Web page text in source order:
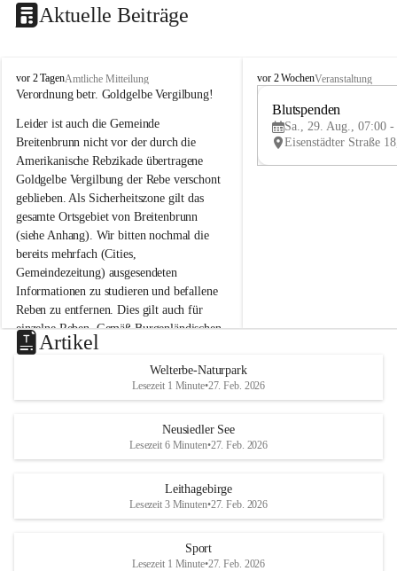
Aktuelle Beiträge
B
r
i
t
e
n
b
r
u
n
n
a
m
N
e
u
s
d
S
vor 2 TagenAmtliche Mitteilung
Verordnung betr. Goldgelbe Vergilbung!
Leider ist auch die Gemeinde
Breitenbrunn nicht vor der durch die
Amerikanische Rebzikade übertragene
Goldgelbe Vergilbung der Rebe verschont
geblieben. Als Sicherheitszone gilt das
gesamte Ortsgebiet von Breitenbrunn
(siehe Anhang). Wir bitten nochmal die
bereits mehrfach (Cities,
Gemeindezeitung) ausgesendeten
Informationen zu studieren und befallene
Reben zu entfernen. Dies gilt auch für
einzelne Reben. Gemäß Burgenländischen
Weinbaugesetz sind nicht gepflegte oder
unzulässige Weingärten zu roden! Bitte
helfen wir zusammen um unsere Winzer
vor den prognostizierten Ernteausfällen
und den daraus folgenden wirtschaftlichen
Maßnahmen zur Bekämpfung
Rebe und der Amerikanischen
B
e
u
e
d
r
S
vor 2 WochenVeranstaltung
Blutspenden
Sa., 29. Aug., 07:00 -
Artikel
Welterbe-Naturpark
Lesezeit 1 Minute•27. Feb. 2026
Neusiedler See
Lesezeit 6 Minuten•27. Feb. 2026
Leithagebirge
Lesezeit 3 Minuten•27. Feb. 2026
Sport
Lesezeit 1 Minute•27. Feb. 2026